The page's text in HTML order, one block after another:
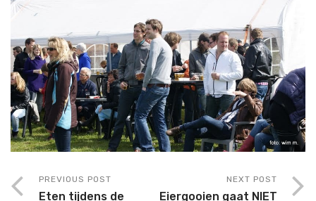
PREVIOUS POST
Eten tijdens de
NEXT POST
Eiergooien gaat NIET